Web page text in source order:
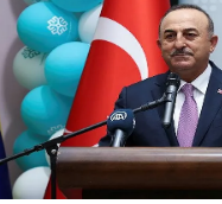
detaylı bilgi için Ayarlar
ve sitemizde ilgili